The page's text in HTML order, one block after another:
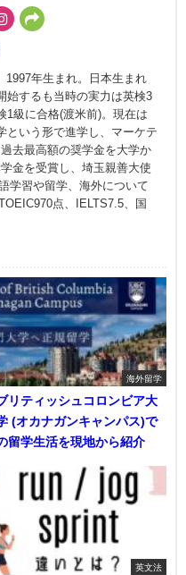
1997年生まれ。日本生まれ
始するも当時の実力は英検3
1級に合格(渡米前)。現在は
という形で進学し、マーケテ
去最高額の奨学金を大学か
金を受賞し、埼玉親善大使
学習や留学、海外について
点、IELTS7.5、国
海外留学
リティッシュコロンビア大
(オカナガンキャンパス)で
留学生活を現地から紹介
英文法